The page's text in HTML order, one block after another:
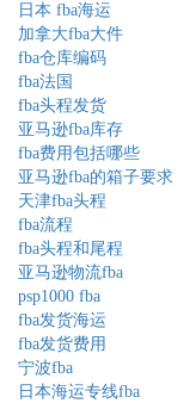
日本 fba海运
加拿大fba大件
fba仓库编码
fba法国
fba头程发货
亚马逊fba库存
fba费用包括哪些
亚马逊fba的箱子要求
天津fba头程
fba流程
fba头程和尾程
亚马逊物流fba
psp1000 fba
fba发货海运
fba发货费用
宁波fba
日本海运专线fba